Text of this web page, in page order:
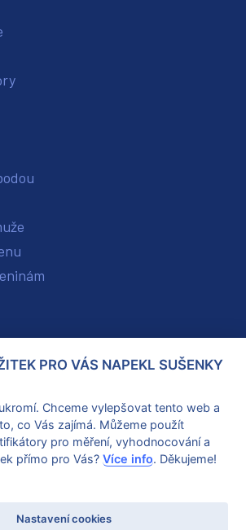
poukazu
údajů
PRO VÁS NAPEKL SUŠENKY
Chceme vylepšovat tento web a
co Vás zajímá. Můžeme použít
pro měření, vyhodnocování a
přímo pro Vás?Více info. Děkujeme!
Nastavení cookies